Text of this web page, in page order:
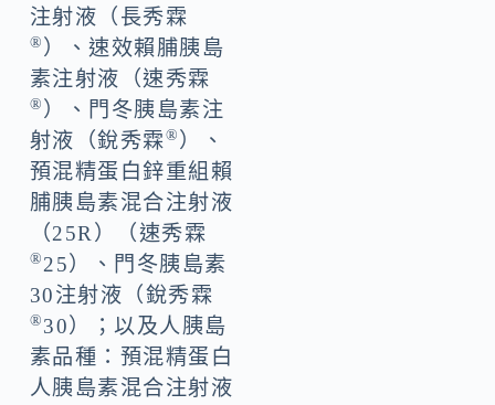
注射液（長秀霖
®）、速效賴脯胰島
素注射液（速秀霖
®）、門冬胰島素注
射液（銳秀霖®）、
預混精蛋白鋅重組賴
脯胰島素混合注射液
（25R）（速秀霖
®25）、門冬胰島素
30注射液（銳秀霖
®30）；以及人胰島
素品種：預混精蛋白
人胰島素混合注射液